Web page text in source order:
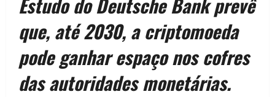
que, até 2030, a criptomoeda
pode ganhar espaço nos cofres
das autoridades monetárias.